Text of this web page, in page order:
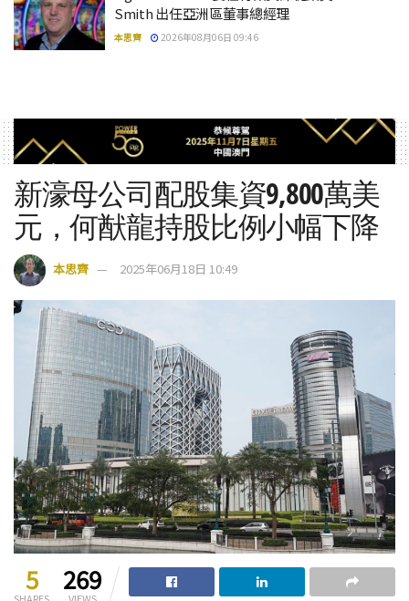
Smith 出任亞洲區董事總經理
本思齊 2026年08月06日 09:46
新濠母公司配股集資9,800萬美
元，何猷龍持股比例小幅下降
本思齊 2025年06月18日 10:49
5 269